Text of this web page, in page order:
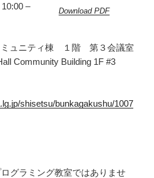
Download PDF
–
ュニティ棟 １階 第３会議室
Community Building 1F #3
shisetsu/bunkagakushu/1007
グラミング教室ではありませ